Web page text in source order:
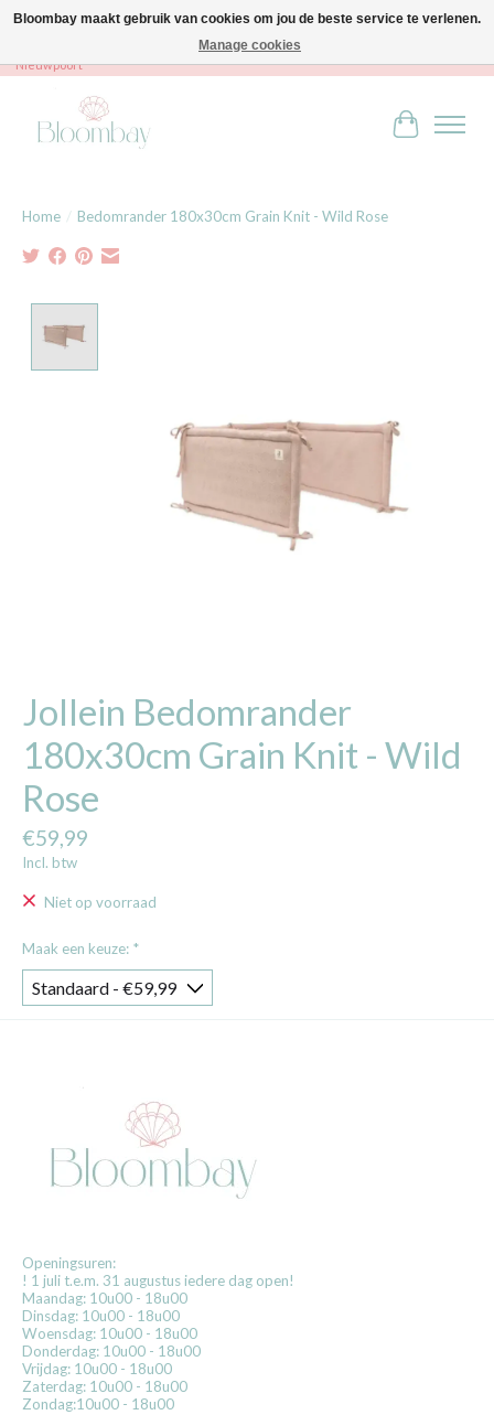
Bloombay - Babies & Kids - Bali home & interior - Robert Orlentpromenade 9A -
Nieuwpoort
Home / Bedomrander 180x30cm Grain Knit - Wild Rose
Jollein Bedomrander
180x30cm Grain Knit - Wild
Rose
€59,99
Incl. btw
Niet op voorraad
Maak een keuze: *
Openingsuren:
! 1 juli t.e.m. 31 augustus iedere dag open!
Maandag: 10u00 - 18u00
Dinsdag: 10u00 - 18u00
Woensdag: 10u00 - 18u00
Donderdag: 10u00 - 18u00
Vrijdag: 10u00 - 18u00
Zaterdag: 10u00 - 18u00
Zondag:10u00 - 18u00
Bloombay maakt gebruik van cookies om jou de beste service te verlenen.
Manage cookies